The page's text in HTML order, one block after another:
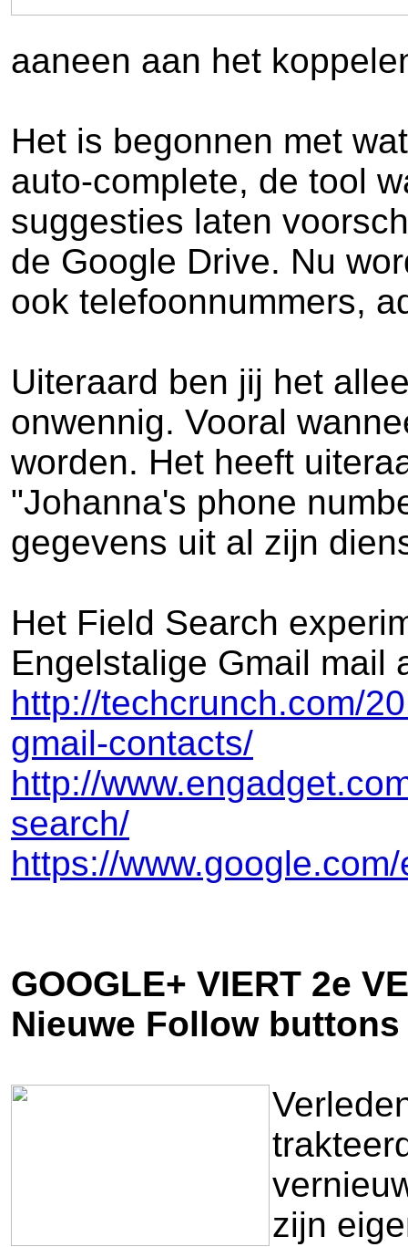
aaneen aan het
Het is begonnen met
auto-complete, de tool
suggesties laten
de Google Drive. Nu
ook telefoonnummers,
Uiteraard ben jij het
onwennig. Vooral
worden. Het heeft
"Johanna's phone
gegevens uit al zijn
Het Field Search
Engelstalige Gmail mail
http://techcrunch.com/
gmail-contacts/
http://
search/
https://
GOOGLE+ VIERT 2e
Nieuwe Follow
zijn